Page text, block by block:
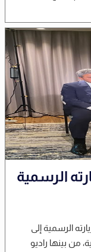
الرسمية
الرسمية إلى
من بينها راديو